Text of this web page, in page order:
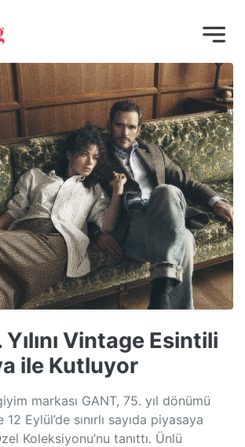
Vintage Esintili
ile Kutluyor
markası GANT, 75. yıl dönümü
12 Eylül’de sınırlı sayıda piyasaya
Koleksiyonu’nu tanıttı. Ünlü